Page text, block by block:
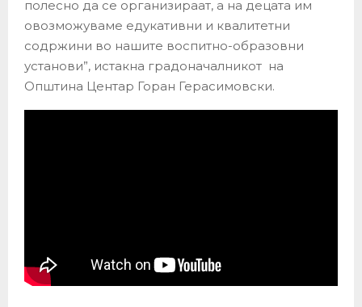
полесно да се организираат, а на децата им
овозможуваме едукативни и квалитетни
содржини во нашите воспитно-образовни
установи”, истакна градоначалникот на
Општина Центар Горан Герасимовски.